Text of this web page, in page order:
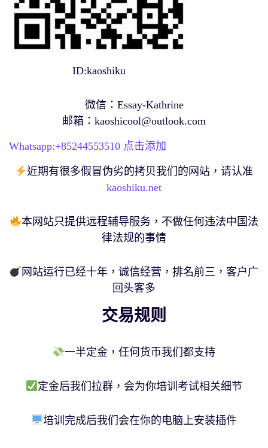
ID:kaoshiku
微信：Essay-Kathrine
邮箱： kaoshicool@outlook.com
Whatsapp:+85244553510 点击添加
近期有很多假冒伪劣的拷贝我们的网站，请认准
kaoshiku.net
本网站只提供远程辅导服务，不做任何违法中国法
律法规的事情
网站运行已经十年，诚信经营，排名前三，客户广
回头客多
交易规则
一半定金，任何货币我们都支持
定金后我们拉群，会为你培训考试相关细节
培训完成后我们会在你的电脑上安装插件